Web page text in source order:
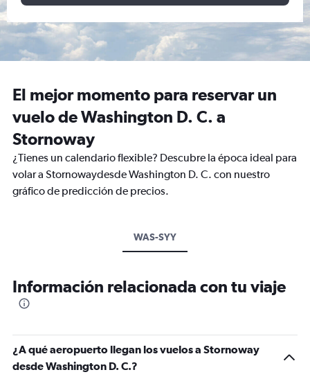
El mejor momento para reservar un
vuelo de Washington D. C. a
Stornoway
¿Tienes un calendario flexible? Descubre la época ideal para
volar a Stornowaydesde Washington D. C. con nuestro
gráfico de predicción de precios.
WAS-SYY
Información relacionada con tu viaje
¿A qué aeropuerto llegan los vuelos a Stornoway
desde Washington D. C.?